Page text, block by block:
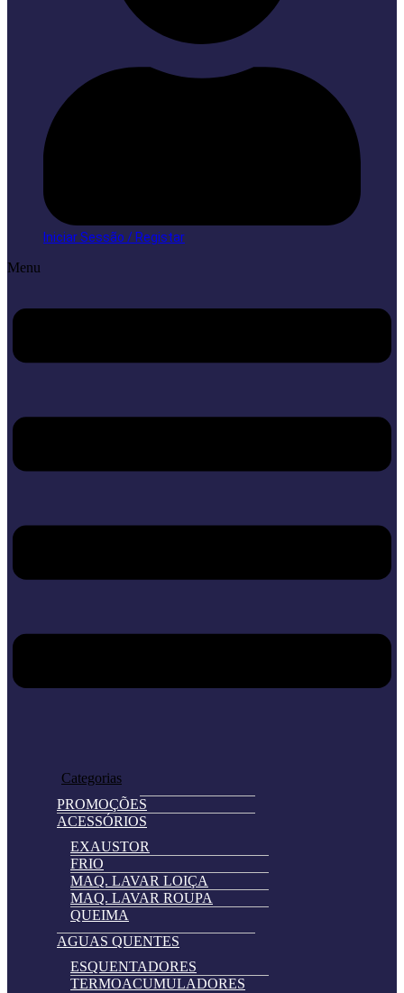
Iniciar Sessão / Registar
Menu
Categorias
PROMOÇÕES
ACESSÓRIOS
EXAUSTOR
FRIO
MAQ. LAVAR LOIÇA
MAQ. LAVAR ROUPA
QUEIMA
AGUAS QUENTES
ESQUENTADORES
TERMOACUMULADORES